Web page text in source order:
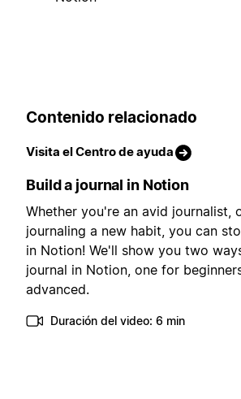
Contenido relacionado
Visita el Centro de ayuda
Build a journal in Notion
Whether you're an avid journalist,
journaling a new habit, you can
in Notion! We'll show you two
journal in Notion, one for
advanced.
Duración del video: 6 min